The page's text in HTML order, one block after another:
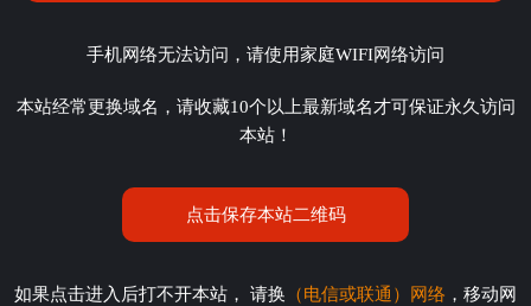
手机网络无法访问，请使用家庭WIFI网络访问
本站经常更换域名，请收藏10个以上最新域名才可保证永久访问
本站！
点击保存本站二维码
如果点击进入后打不开本站， 请换 （电信或联通）网络 ，移动网